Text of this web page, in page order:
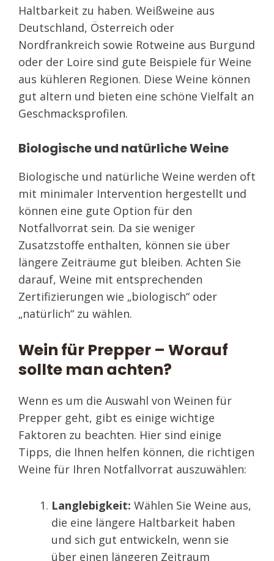
Haltbarkeit zu haben. Weißweine aus
Deutschland, Österreich oder
Nordfrankreich sowie Rotweine aus Burgund
oder der Loire sind gute Beispiele für Weine
aus kühleren Regionen. Diese Weine können
gut altern und bieten eine schöne Vielfalt an
Geschmacksprofilen.
Biologische und natürliche Weine
Biologische und natürliche Weine werden oft
mit minimaler Intervention hergestellt und
können eine gute Option für den
Notfallvorrat sein. Da sie weniger
Zusatzstoffe enthalten, können sie über
längere Zeiträume gut bleiben. Achten Sie
darauf, Weine mit entsprechenden
Zertifizierungen wie „biologisch“ oder
„natürlich“ zu wählen.
Wein für Prepper – Worauf
sollte man achten?
Wenn es um die Auswahl von Weinen für
Prepper geht, gibt es einige wichtige
Faktoren zu beachten. Hier sind einige
Tipps, die Ihnen helfen können, die richtigen
Weine für Ihren Notfallvorrat auszuwählen:
Langlebigkeit: Wählen Sie Weine aus,
die eine längere Haltbarkeit haben
und sich gut entwickeln, wenn sie
über einen längeren Zeitraum